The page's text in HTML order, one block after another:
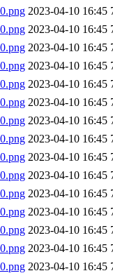
2023-04-10 16:45
2023-04-10 16:45
2023-04-10 16:45
2023-04-10 16:45
2023-04-10 16:45
2023-04-10 16:45
2023-04-10 16:45
2023-04-10 16:45
2023-04-10 16:45
2023-04-10 16:45
2023-04-10 16:45
2023-04-10 16:45
2023-04-10 16:45
2023-04-10 16:45
2023-04-10 16:45